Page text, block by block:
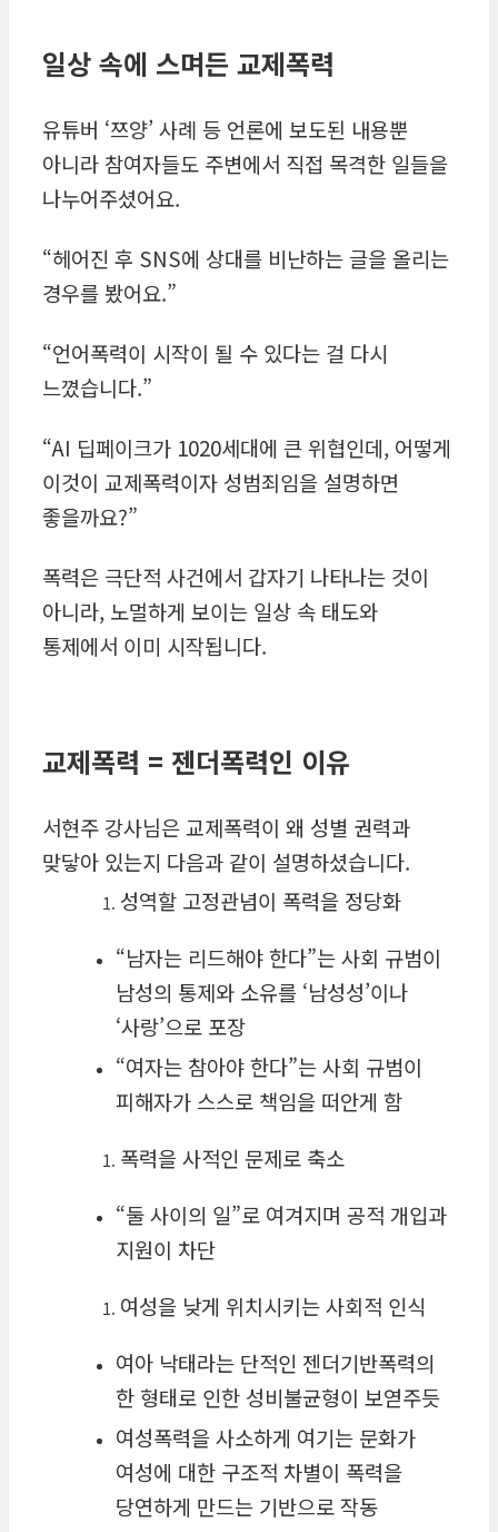
일상 속에 스며든 교제폭력
유튜버 ‘쯔양’ 사례 등 언론에 보도된 내용뿐
아니라 참여자들도 주변에서 직접 목격한 일들을
나누어주셨어요.
“헤어진 후 SNS에 상대를 비난하는 글을 올리는
경우를 봤어요.”
“언어폭력이 시작이 될 수 있다는 걸 다시
느꼈습니다.”
“AI 딥페이크가 1020세대에 큰 위협인데, 어떻게
이것이 교제폭력이자 성범죄임을 설명하면
좋을까요?”
폭력은 극단적 사건에서 갑자기 나타나는 것이
아니라, 노멀하게 보이는 일상 속 태도와
통제에서 이미 시작됩니다.
교제폭력 = 젠더폭력인 이유
서현주 강사님은 교제폭력이 왜 성별 권력과
맞닿아 있는지 다음과 같이 설명하셨습니다.
성역할 고정관념이 폭력을 정당화
“남자는 리드해야 한다”는 사회 규범이
남성의 통제와 소유를 ‘남성성’이나
‘사랑’으로 포장
“여자는 참아야 한다”는 사회 규범이
피해자가 스스로 책임을 떠안게 함
폭력을 사적인 문제로 축소
“둘 사이의 일”로 여겨지며 공적 개입과
지원이 차단
여성을 낮게 위치시키는 사회적 인식
여아 낙태라는 단적인 젠더기반폭력의
한 형태로 인한 성비불균형이 보엳주듯
여성폭력을 사소하게 여기는 문화가
여성에 대한 구조적 차별이 폭력을
당연하게 만드는 기반으로 작동